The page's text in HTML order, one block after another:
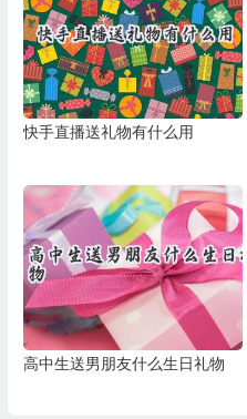
快手直播送礼物有什么用
高中生送男朋友什么生日礼物